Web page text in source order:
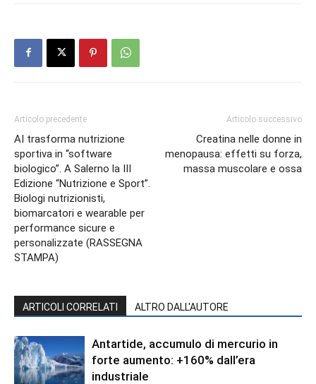
Articolo precedente
AI trasforma nutrizione
sportiva in “software
biologico”. A Salerno la III
Edizione “Nutrizione e Sport”.
Biologi nutrizionisti,
biomarcatori e wearable per
performance sicure e
personalizzate (RASSEGNA
STAMPA)
Articolo successivo
Creatina nelle donne in
menopausa: effetti su forza,
massa muscolare e ossa
ARTICOLI CORRELATI ALTRO DALL'AUTORE
Antartide, accumulo di mercurio in
forte aumento: +160% dall’era
industriale